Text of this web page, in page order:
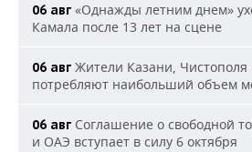
06 авг «Однажды летним днем»
Камала после 13 лет на сцене
06 авг Жители Казани, Чистополя
потребляют наибольший объем
06 авг Соглашение о свободной
и ОАЭ вступает в силу 6 октября